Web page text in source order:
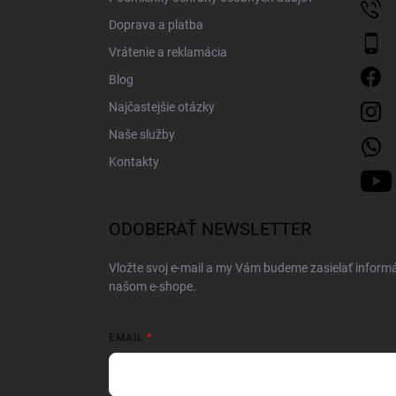
Doprava a platba
Vrátenie a reklamácia
Blog
Najčastejšie otázky
Naše služby
Kontakty
ODOBERAŤ NEWSLETTER
Vložte svoj e-mail a my Vám budeme zasielať
našom e-shope.
EMAIL